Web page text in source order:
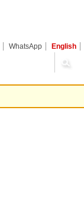
WhatsApp English